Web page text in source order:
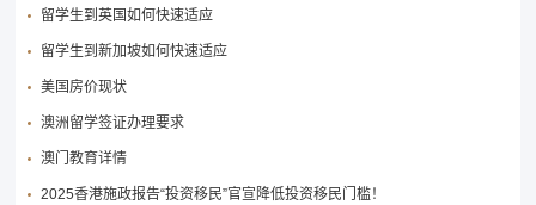
留学生到英国如何快速适应
留学生到新加坡如何快速适应
美国房价现状
澳洲留学签证办理要求
澳门教育详情
2025香港施政报告“投资移民”官宣降低投资移民门槛！